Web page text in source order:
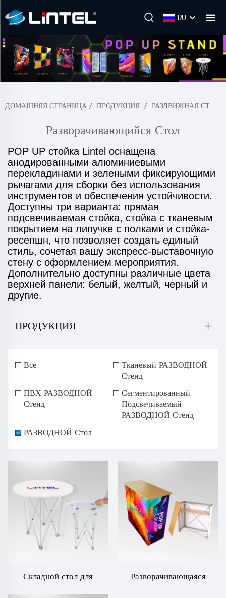
RU
ДОМАШНЯЯ СТРАНИЦА / ПРОДУКЦИЯ / РАЗДВИЖНАЯ СТОЙКА
Разворачивающийся Стол
POP UP стойка Lintel оснащена
анодированными алюминиевыми
перекладинами и зелеными фиксирующими
рычагами для сборки без использования
инструментов и обеспечения устойчивости.
Доступны три варианта: прямая
подсвечиваемая стойка, стойка с тканевым
покрытием на липучке с полками и стойка-
ресепшн, что позволяет создать единый
стиль, сочетая вашу экспресс-выставочную
стену с оформлением мероприятия.
Дополнительно доступны различные цвета
верхней панели: белый, желтый, черный и
другие.
ПРОДУКЦИЯ
Все
Тканевый РАЗВОДНОЙ
Стенд
ПВХ РАЗВОДНОЙ
Стенд
Сегментированный
Подсвечиваемый
РАЗВОДНОЙ Стенд
РАЗВОДНОЙ Стол
Складной стол для
выставок LT-09B4
Разворачивающаяся